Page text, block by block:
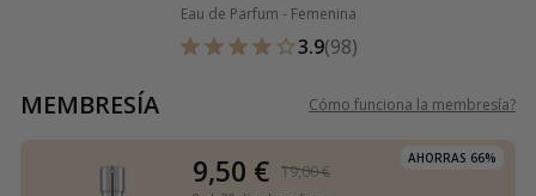
Eau de Parfum - Femenina
3.9(98)
MEMBRESÍA Cómo funciona la membresía?
AHORRAS 66%
9,50 € 19,00 €